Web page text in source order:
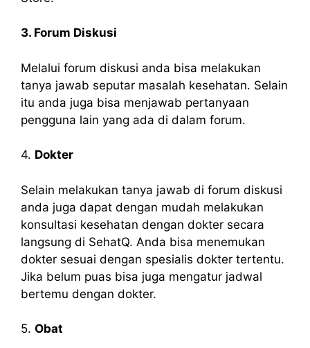
3. Forum Diskusi
Melalui forum diskusi anda bisa melakukan
tanya jawab seputar masalah kesehatan. Selain
itu anda juga bisa menjawab pertanyaan
pengguna lain yang ada di dalam forum.
4. Dokter
Selain melakukan tanya jawab di forum diskusi
anda juga dapat dengan mudah melakukan
konsultasi kesehatan dengan dokter secara
langsung di SehatQ. Anda bisa menemukan
dokter sesuai dengan spesialis dokter tertentu.
Jika belum puas bisa juga mengatur jadwal
bertemu dengan dokter.
5. Obat